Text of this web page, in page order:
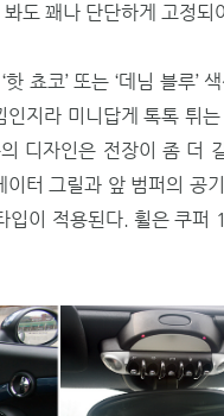
도 꽤나 단단하게 고정되
쵸코’ 또는 ‘데님 블루’
지라 미니답게 톡톡 튀
디자인은 전장이 좀 더
터 그릴과 앞 범퍼의 공
이 적용된다. 휠은 쿠퍼